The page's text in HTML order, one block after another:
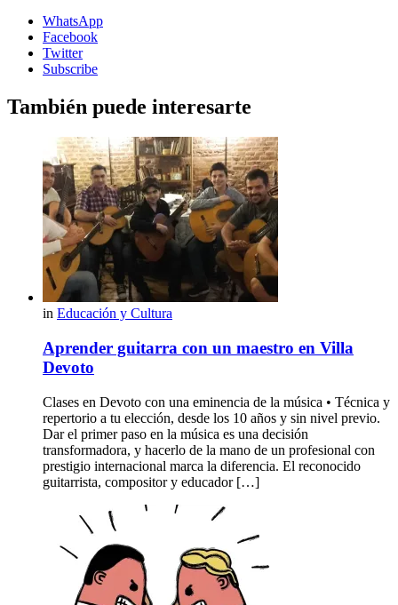
WhatsApp
Facebook
Twitter
Subscribe
También puede interesarte
in Educación y Cultura
Aprender guitarra con un maestro en Villa
Devoto
Clases en Devoto con una eminencia de la música • Técnica y
repertorio a tu elección, desde los 10 años y sin nivel previo.
Dar el primer paso en la música es una decisión
transformadora, y hacerlo de la mano de un profesional con
prestigio internacional marca la diferencia. El reconocido
guitarrista, compositor y educador […]